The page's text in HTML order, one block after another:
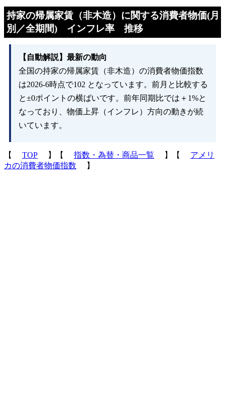
持家の帰属家賃（非木造）に関する消費者物価(月
別／全期間) インフレ率 推移
【自動解説】最新の動向
全国の持家の帰属家賃（非木造）の消費者物価指数
は2026-6時点で102 となっています。前月と比較する
と±0ポイントの横ばいです。前年同期比では＋1%と
なっており、物価上昇（インフレ）方向の動きが続
いています。
【 TOP 】【 指数・為替・商品一覧 】【
アメリ
カの消費者物価指数
】